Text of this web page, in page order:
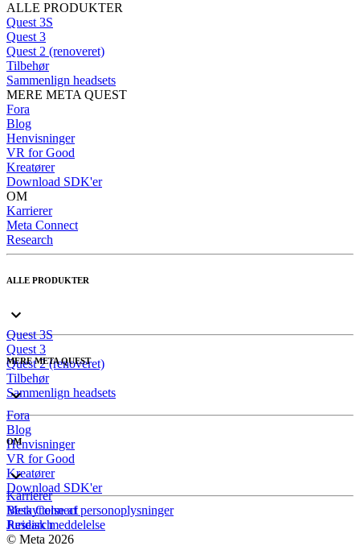
ALLE PRODUKTER
Quest 3S
Quest 3
Quest 2 (renoveret)
Tilbehør
Sammenlign headsets
MERE META QUEST
Fora
Blog
Henvisninger
VR for Good
Kreatører
Download SDK'er
OM
Karrierer
Meta Connect
Research
ALLE PRODUKTER
Quest 3S
Quest 3
Quest 2 (renoveret)
Tilbehør
Sammenlign headsets
MERE META QUEST
Fora
Blog
Henvisninger
VR for Good
Kreatører
Download SDK'er
OM
Karrierer
Meta Connect
Research
Beskyttelse af personoplysninger
Juridisk meddelelse
© Meta 2026